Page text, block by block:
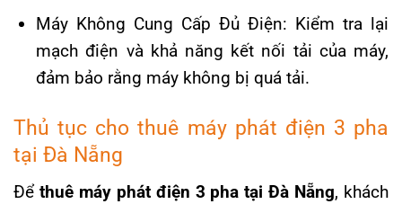
Máy Không Cung Cấp Đủ Điện: Kiểm tra lại
mạch điện và khả năng kết nối tải của máy,
đảm bảo rằng máy không bị quá tải.
Thủ tục cho thuê máy phát điện 3 pha
tại Đà Nẵng
Để thuê máy phát điện 3 pha tại Đà Nẵng, khách